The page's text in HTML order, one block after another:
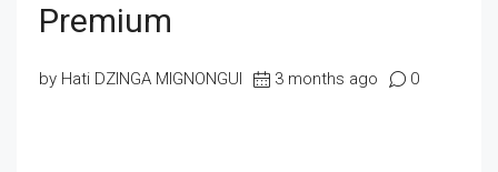
Premium
by Hati DZINGA MIGNONGUI 3 months ago 0